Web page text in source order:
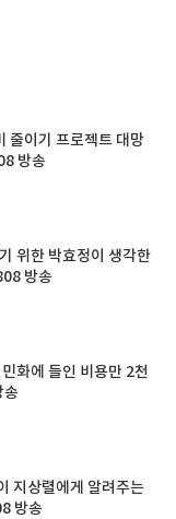
줄이기 프로젝트 대망
방송
위한 박효정이 생각한
방송
화에 들인 비용만 2천
송
지상렬에게 알려주는
방송